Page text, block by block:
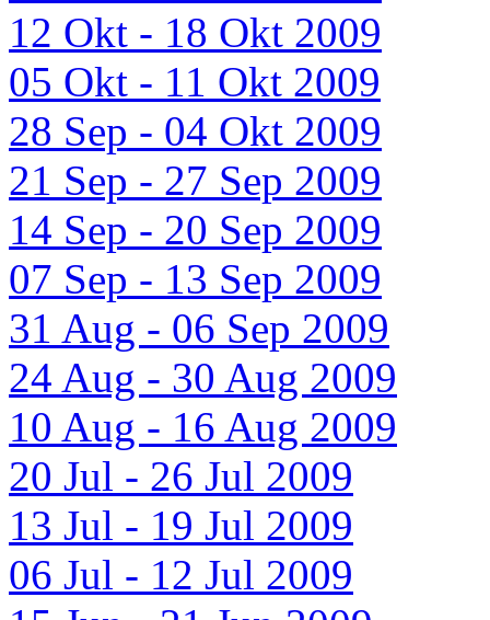
12 Okt - 18 Okt 2009
05 Okt - 11 Okt 2009
28 Sep - 04 Okt 2009
21 Sep - 27 Sep 2009
14 Sep - 20 Sep 2009
07 Sep - 13 Sep 2009
31 Aug - 06 Sep 2009
24 Aug - 30 Aug 2009
10 Aug - 16 Aug 2009
20 Jul - 26 Jul 2009
13 Jul - 19 Jul 2009
06 Jul - 12 Jul 2009